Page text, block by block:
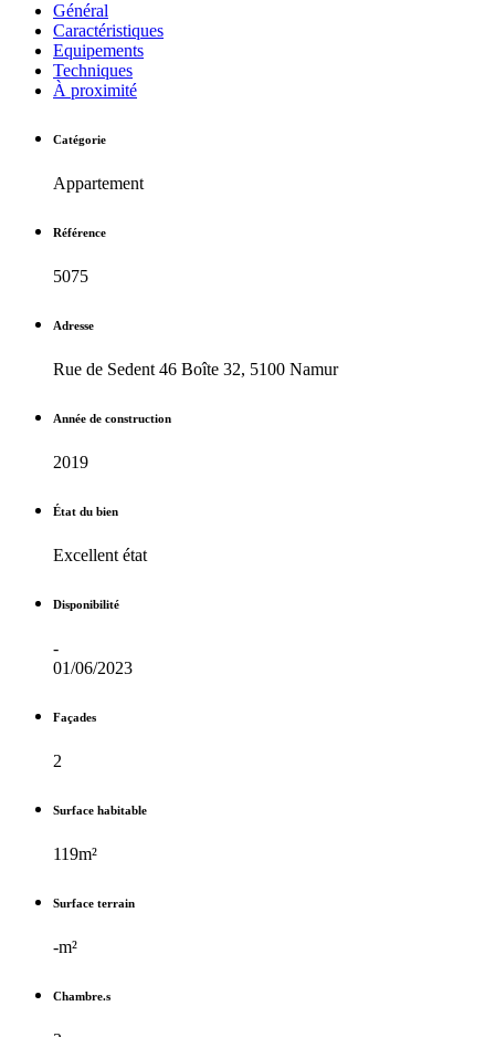
Général
Caractéristiques
Equipements
Techniques
À proximité
Catégorie
Appartement
Référence
5075
Adresse
Rue de Sedent 46 Boîte 32, 5100 Namur
Année de construction
2019
État du bien
Excellent état
Disponibilité
-
01/06/2023
Façades
2
Surface habitable
119m²
Surface terrain
-m²
Chambre.s